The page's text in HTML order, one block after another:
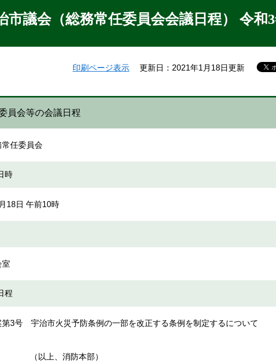
市議会（総務常任委員会会議日程） 令和3
印刷ページ表示 更新日：2021年1月18日更新
員会等の会議日程
任委員会
時
18日 午前10時
室
程
第3号 宇治市火災予防条例の一部を改正する条例を制定するについて
、消防本部）